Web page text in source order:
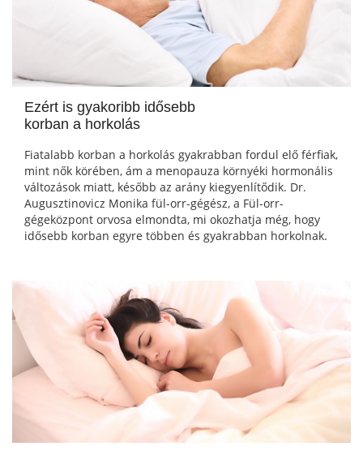
Ezért is gyakoribb idősebb
korban a horkolás
Fiatalabb korban a horkolás gyakrabban fordul elő férfiak,
mint nők körében, ám a menopauza környéki hormonális
változások miatt, később az arány kiegyenlítődik. Dr.
Augusztinovicz Monika fül-orr-gégész, a Fül-orr-
gégeközpont orvosa elmondta, mi okozhatja még, hogy
idősebb korban egyre többen és gyakrabban horkolnak.